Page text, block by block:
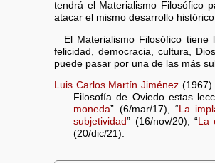
tendrá el Materialismo Filosófico
atacar el mismo desarrollo
El Materialismo Filosófico
felicidad, democracia, cultura,
puede pasar por una de las más
Luis Carlos Martín Jiménez
Filosofía de Oviedo estas
moneda” (6/mar/17), “La
subjetividad” (16/nov/20), “La
(20/dic/21).